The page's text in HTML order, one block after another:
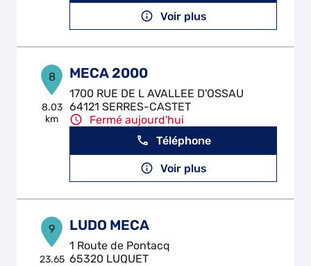
Voir plus
8
8.03
km
MECA 2000
1700 RUE DE L AVALLEE D'OSSAU
64121 SERRES-CASTET
Fermé aujourd'hui
Téléphone
Voir plus
9
23.65
LUDO MECA
1 Route de Pontacq
65320 LUQUET